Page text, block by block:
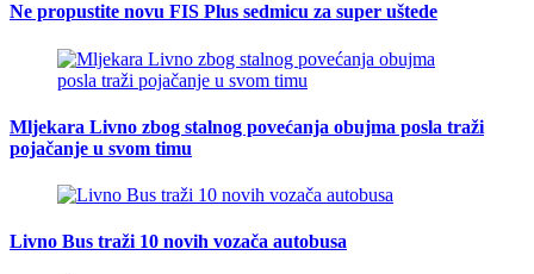
Ne propustite novu FIS Plus sedmicu za super uštede
Mljekara Livno zbog stalnog povećanja obujma posla traži
pojačanje u svom timu
Livno Bus traži 10 novih vozača autobusa